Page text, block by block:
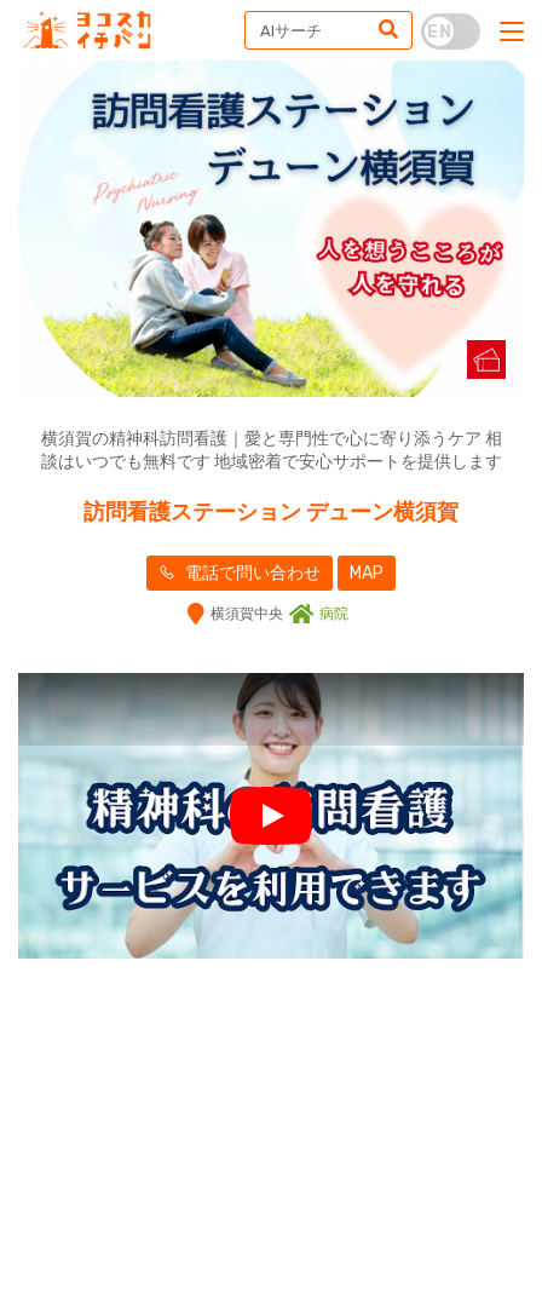
横須賀の精神科訪問看護｜愛と専門性で心に寄り添うケア 相
談はいつでも無料です 地域密着で安心サポートを提供します
訪問看護ステーション デューン横須賀
電話で問い合わせ MAP
横須賀中央 病院
Play